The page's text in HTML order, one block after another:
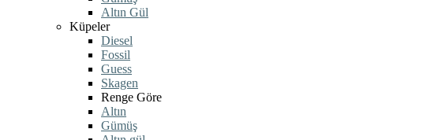
Altın Gül
Küpeler
Diesel
Fossil
Guess
Skagen
Renge Göre
Altın
Gümüş